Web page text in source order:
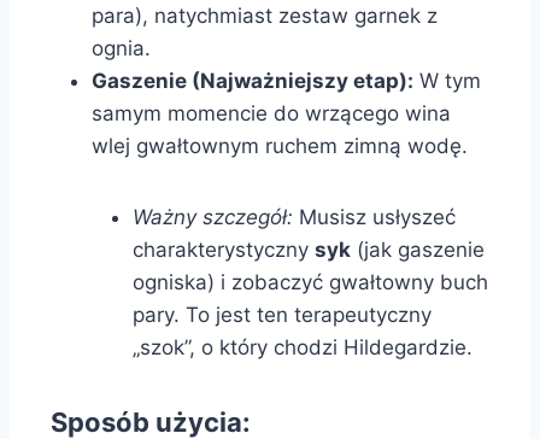
para), natychmiast zestaw garnek z
ognia.
Gaszenie (Najważniejszy etap): W tym
samym momencie do wrzącego wina
wlej gwałtownym ruchem zimną wodę.
Ważny szczegół: Musisz usłyszeć
charakterystyczny syk (jak gaszenie
ogniska) i zobaczyć gwałtowny buch
pary. To jest ten terapeutyczny
„szok”, o który chodzi Hildegardzie.
Sposób użycia: